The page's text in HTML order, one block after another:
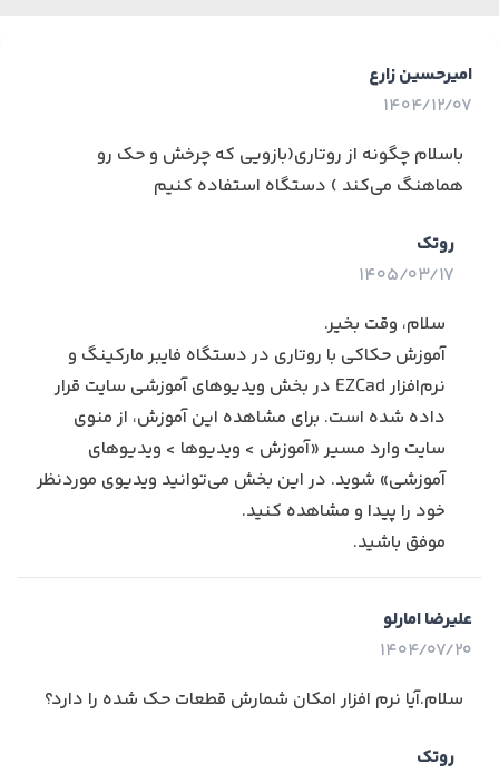
امیرحسین زارع
1404/12/07
باسلام چگونه از روتاری(بازویی که چرخش و حک رو
هماهنگ می‌کند ) دستگاه استفاده کنیم
روتک
1405/03/17
سلام، وقت بخیر.
آموزش حکاکی با روتاری در دستگاه فایبر مارکینگ و
نرم‌افزار EZCad در بخش ویدیوهای آموزشی سایت قرار
داده شده است. برای مشاهده این آموزش، از منوی
سایت وارد مسیر «آموزش > ویدیوها > ویدیوهای
آموزشی» شوید. در این بخش می‌توانید ویدیوی موردنظر
خود را پیدا و مشاهده کنید.
موفق باشید.
علیرضا امارلو
1404/07/20
سلام.آیا نرم افزار امکان شمارش قطعات حک شده را دارد؟
روتک